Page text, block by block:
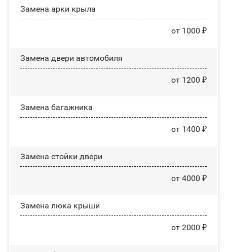
Замена арки крыла
от 1000 ₽
Замена двери автомобиля
от 1200 ₽
Замена багажника
от 1400 ₽
Зaмeнa cтoйĸи двepи
от 4000 ₽
Зaмeнa люĸa ĸpыши
от 2000 ₽